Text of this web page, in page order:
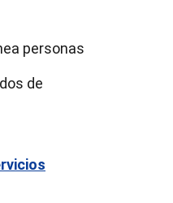
personas
de